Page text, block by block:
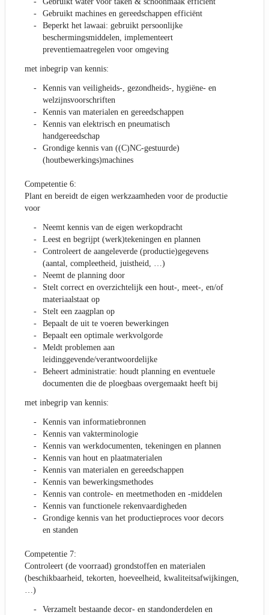
Gebruikt machines en gereedschappen efficiënt
Beperkt het lawaai: gebruikt persoonlijke
beschermingsmiddelen, implementeert
preventiemaatregelen voor omgeving
met inbegrip van kennis:
Kennis van veiligheids-, gezondheids-, hygiëne- en
welzijnsvoorschriften
Kennis van materialen en gereedschappen
Kennis van elektrisch en pneumatisch
handgereedschap
Grondige kennis van ((C)NC-gestuurde)
(houtbewerkings)machines
Competentie 6:
Plant en bereidt de eigen werkzaamheden voor de productie
voor
Neemt kennis van de eigen werkopdracht
Leest en begrijpt (werk)tekeningen en plannen
Controleert de aangeleverde (productie)gegevens
(aantal, compleetheid, juistheid, …)
Neemt de planning door
Stelt correct en overzichtelijk een hout-, meet-, en/of
materiaalstaat op
Stelt een zaagplan op
Bepaalt de uit te voeren bewerkingen
Bepaalt een optimale werkvolgorde
Meldt problemen aan
leidinggevende/verantwoordelijke
Beheert administratie: houdt planning en eventuele
documenten die de ploegbaas overgemaakt heeft bij
met inbegrip van kennis:
Kennis van informatiebronnen
Kennis van vakterminologie
Kennis van werkdocumenten, tekeningen en plannen
Kennis van hout en plaatmaterialen
Kennis van materialen en gereedschappen
Kennis van bewerkingsmethodes
Kennis van controle- en meetmethoden en -middelen
Kennis van functionele rekenvaardigheden
Grondige kennis van het productieproces voor decors
en standen
Competentie 7:
Controleert (de voorraad) grondstoffen en materialen
(beschikbaarheid, tekorten, hoeveelheid, kwaliteitsafwijkingen,
…)
Verzamelt bestaande decor- en standonderdelen en